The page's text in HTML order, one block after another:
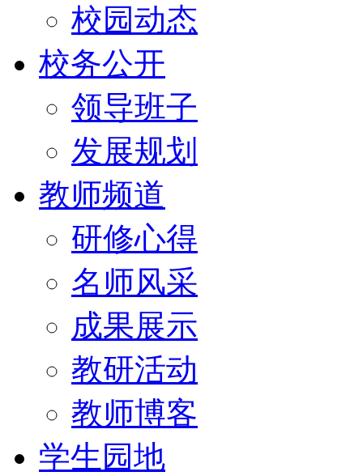
校园动态
校务公开
领导班子
发展规划
教师频道
研修心得
名师风采
成果展示
教研活动
教师博客
学生园地